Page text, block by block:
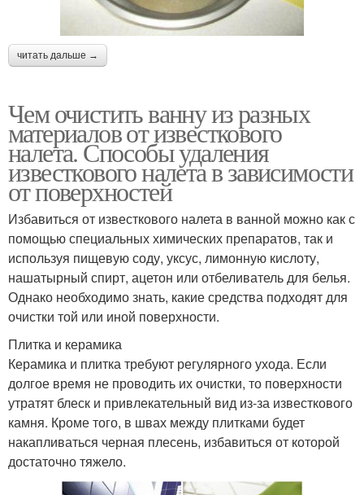
читать дальше →
Чем очистить ванну из разных
материалов от известкового
налета. Способы удаления
известкового налета в зависимости
от поверхностей
Избавиться от известкового налета в ванной можно как с
помощью специальных химических препаратов, так и
используя пищевую соду, уксус, лимонную кислоту,
нашатырный спирт, ацетон или отбеливатель для белья.
Однако необходимо знать, какие средства подходят для
очистки той или иной поверхности.
Плитка и керамика
Керамика и плитка требуют регулярного ухода. Если
долгое время не проводить их очистки, то поверхности
утратят блеск и привлекательный вид из-за известкового
камня. Кроме того, в швах между плитками будет
накапливаться черная плесень, избавиться от которой
достаточно тяжело.